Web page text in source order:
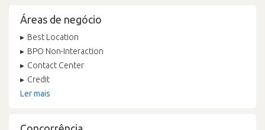
Áreas de negócio
Best Location
BPO Non-Interaction
Contact Center
Credit
Ler mais